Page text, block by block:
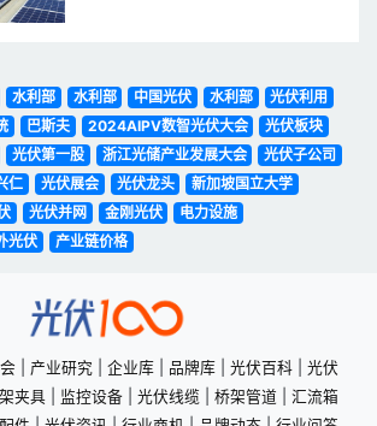
水利部 水利部 中国光伏 水利部
光伏利用
巴斯夫 2024AIPV数智光伏大会
光伏板块
光伏第一股 浙江光储产业发展大会
光伏子公司
仁 光伏展会 光伏龙头
新加坡国立大学
光伏并网 金刚光伏
电力设施
光伏 产业链价格
产业研究 企业库 品牌库 光伏百科
光伏
夹具 监控设备 光伏线缆 桥架管道
汇流箱